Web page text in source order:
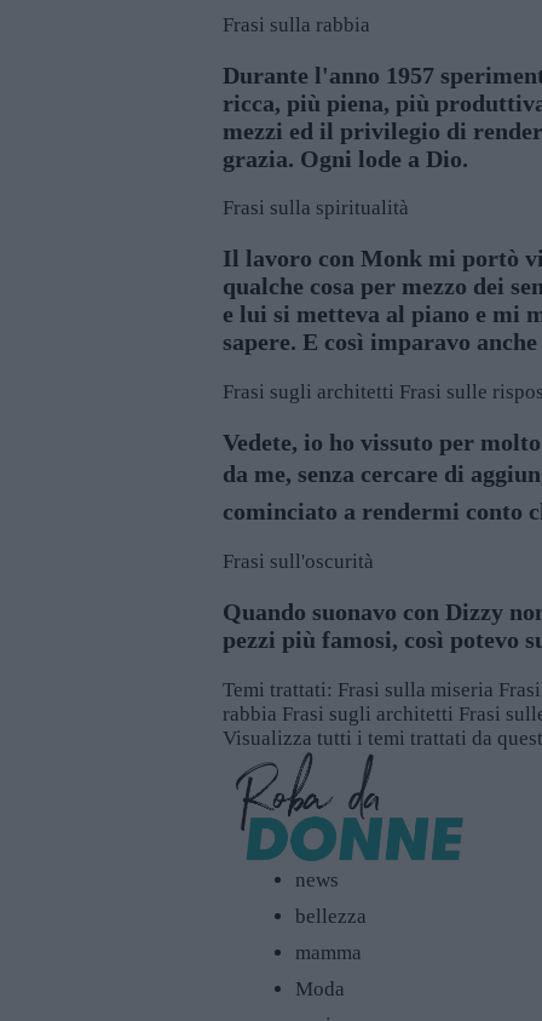
Frasi sulla rabbia
Durante l'anno 1957
ricca, più piena, più
mezzi ed il privilegio di
grazia. Ogni lode a Dio.
Frasi sulla spiritualità
Il lavoro con Monk mi portò
qualche cosa per mezzo dei
e lui si metteva al piano e mi
sapere. E così imparavo
Frasi sugli architetti Frasi sulle
Vedete, io ho vissuto per
da me, senza cercare di
cominciato a rendermi conto
Frasi sull'oscurità
Quando suonavo con Dizzy
pezzi più famosi, così potevo
Temi trattati: Frasi sulla miseria
rabbia Frasi sugli architetti Frasi
Visualizza tutti i temi trattati da
news
bellezza
mamma
Moda